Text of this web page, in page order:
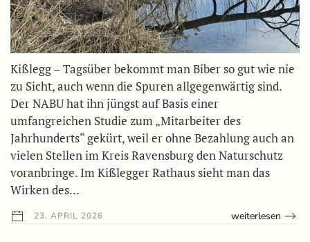
Kißlegg – Tagsüber bekommt man Biber so gut wie nie
zu Sicht, auch wenn die Spuren allgegenwärtig sind.
Der NABU hat ihn jüngst auf Basis einer
umfangreichen Studie zum „Mitarbeiter des
Jahrhunderts“ gekürt, weil er ohne Bezahlung auch an
vielen Stellen im Kreis Ravensburg den Naturschutz
voranbringe. Im Kißlegger Rathaus sieht man das
Wirken des…
23. APRIL 2026 weiterlesen